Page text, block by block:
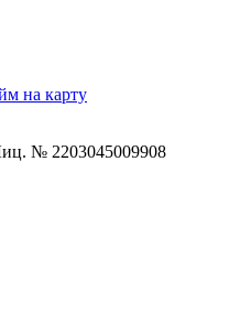
на карту
№ 2203045009908